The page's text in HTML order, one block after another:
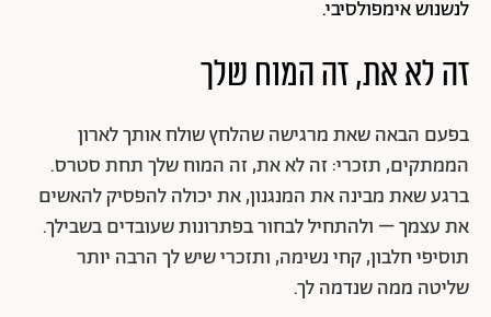
לנשנוש אימפולסיבי.
זה לא את, זה המוח שלך
בפעם הבאה שאת מרגישה שהלחץ שולח אותך לארון
הממתקים, תזכרי: זה לא את, זה המוח שלך תחת סטרס.
ברגע שאת מבינה את המנגנון, את יכולה להפסיק להאשים
את עצמך – ולהתחיל לבחור בפתרונות שעובדים בשבילך.
תוסיפי חלבון, קחי נשימה, ותזכרי שיש לך הרבה יותר
שליטה ממה שנדמה לך.